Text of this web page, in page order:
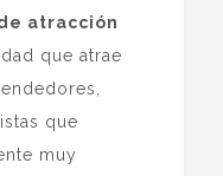
atracción
que atrae
que
muy